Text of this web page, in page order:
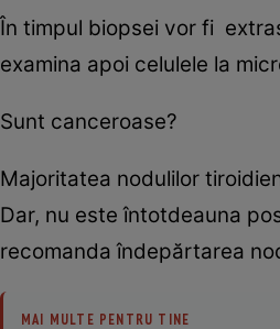
În timpul biopsei vor fi
examina apoi celulele la
Sunt canceroase?
Majoritatea nodulilor
Dar, nu este întotdeauna
recomanda îndepărtarea
MAI MULTE PENTRU TINE